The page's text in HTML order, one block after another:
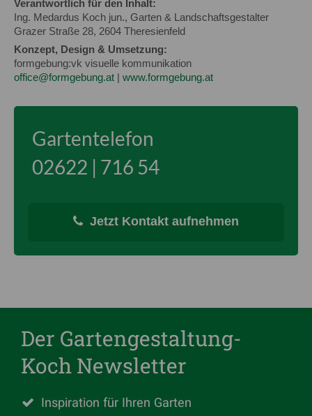
Verantwortlich für den Inhalt:
Ing. Medardus Koch jun., Garten & Landschaftsgestalter
Grazer Straße 28, 2604 Theresienfeld
Konzept, Design & Umsetzung:
formgebung:vk visuelle kommunikation
office@formgebung.at
www.formgebung.at
Gartentelefon
02622 | 716 54
Jetzt Kontakt aufnehmen
Der Gartengestaltung-
Koch Newsletter
Inspiration für Ihren Garten